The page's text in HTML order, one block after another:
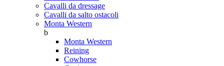
Cavalli da dressage
Cavalli da salto ostacoli
Monta Western
b
Monta Western
Reining
Cowhorse